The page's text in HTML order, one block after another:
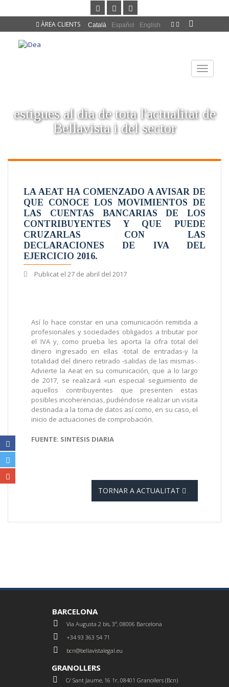
Català Español English
ÀREA CLIENTS
TOGGLE
estigues al dia de tota l'actualitat de
Bellavista i del sector
LA AEAT HA COMENZADO A AVISAR DE
QUE CONOCE LOS MOVIMIENTOS DE
LAS CUENTAS BANCARIAS DE LOS
CONTRIBUYENTES Y QUE PUEDE
CRUZARLAS CON LAS
DECLARACIONES DE IVA DEL
EJERCICIO 2016.
Publicat el 27 de abril del 2017
Así lo hace constar en una comunicación remitida a
profesionales y sociedades obligados a tributar por
el IVA y, como prueba les aporta la cifra total del
dinero ingresado en ellas -total de entradas-y la
totalidad del dinero retirado -salidas de las mismas-.
Advierte la Aeat en su comunicación, que a lo largo
de 2017, se realizará «un especial seguimiento de
aquellos contribuyentes que presenten estas
posibles incoherencias, pudiéndose realizar un visita
destinada a la toma de datos así como, en su caso, el
inicio de actuaciones de comprobación.
FUENTE: SINTESIS DIARIA
TORNAR A ACTUALITAT
BARCELONA
Via Augusta 2 bis, 3º, 08006 Barcelona
+34 93 363 54 71
bcn@bellavistalegal.eu
GRANOLLERS
C/ Sant Jaume, 16 1r, 08401 Granollers (Bcn)